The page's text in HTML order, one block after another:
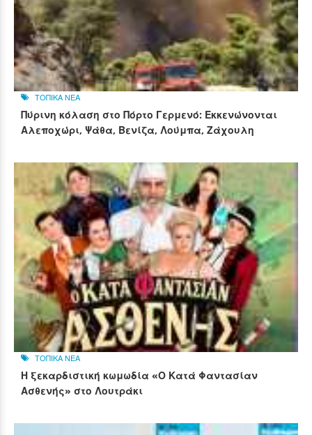
ΤΟΠΙΚΑ ΝΕΑ
Πύρινη κόλαση στο Πόρτο Γερμενό: Εκκενώνονται
Αλεποχώρι, Ψάθα, Βενίζα, Λούμπα, Ζάχουλη
ΤΟΠΙΚΑ ΝΕΑ
Η ξεκαρδιστική κωμωδία «Ο Κατά Φαντασίαν
Ασθενής» στο Λουτράκι